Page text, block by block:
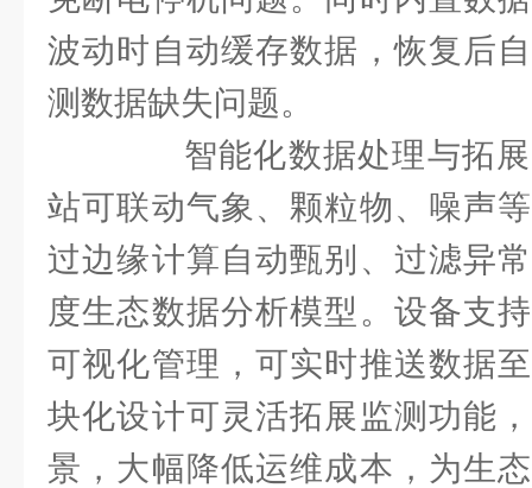
波动时自动缓存数据，恢复后
测数据缺失问题。
智能化数据处理与拓展
站可联动气象、颗粒物、噪声
过边缘计算自动甄别、过滤异
度生态数据分析模型。设备支
可视化管理，可实时推送数据
块化设计可灵活拓展监测功能
景，大幅降低运维成本，为生